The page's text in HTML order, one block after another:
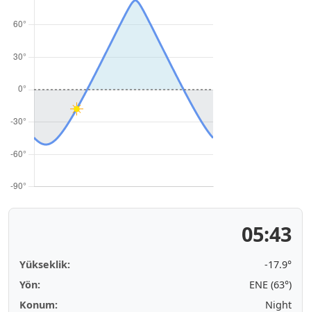
05:43
Yükseklik:
-17.9°
Yön:
ENE (63°)
Konum:
Night